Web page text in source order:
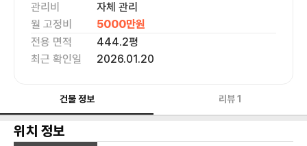
관리비
자체 관리
월 고정비
5000만원
전용 면적
444.2평
최근 확인일
2026.01.20
건물 정보 리뷰1
위치 정보